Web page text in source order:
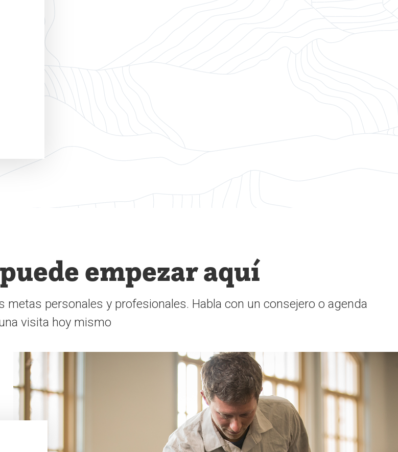
empezar aquí
personales y profesionales. Habla con un consejero o agenda
visita hoy mismo